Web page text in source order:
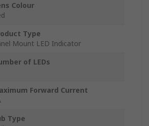
Colour
Type
Mount LED Indicator
of LEDs
Forward Current
Type